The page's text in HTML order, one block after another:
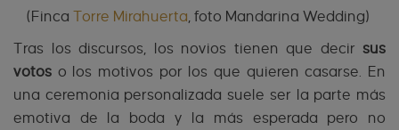
(Finca Torre Mirahuerta, foto Mandarina Wedding)
Tras los discursos, los novios tienen que decir sus
votos o los motivos por los que quieren casarse. En
una ceremonia personalizada suele ser la parte más
emotiva de la boda y la más esperada pero no